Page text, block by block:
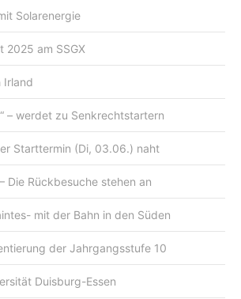
Solarenergie
2025 am SSGX
Irland
– werdet zu Senkrechtstartern
Starttermin (Di, 03.06.) naht
Die Rückbesuche stehen an
mit der Bahn in den Süden
der Jahrgangsstufe 10
Duisburg-Essen